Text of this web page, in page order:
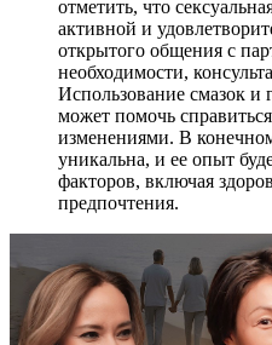
отметить, что
активной и
открытого общения с
необходимости,
Использование смазок и
может помочь
изменениями. В
уникальна, и ее опыт
факторов, включая
предпочтения.